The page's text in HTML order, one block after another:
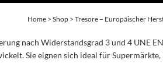
Home> Shop> Tresore – Europäischer
nach Widerstandsgrad 3 und 4 UNE
Sie eignen sich ideal für